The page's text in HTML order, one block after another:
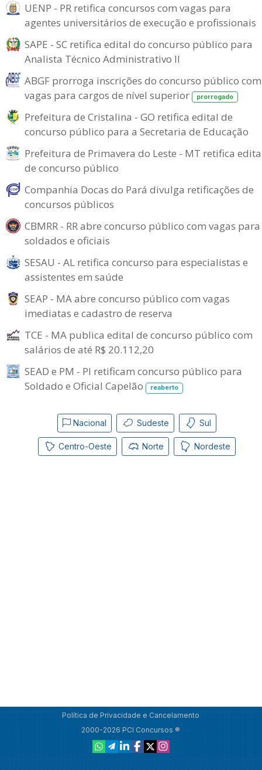
UENP - PR retifica concursos com vagas para
agentes universitários de execução e profissionais
SAPE - SC retifica edital do concurso público para
Analista Técnico Administrativo II
ABGF prorroga inscrições do concurso público com
vagas para cargos de nível superior
prorrogado
Prefeitura de Cristalina - GO retifica edital de
concurso público para a Secretaria de Educação
Prefeitura de Primavera do Leste - MT retifica
de concurso público
Companhia Docas do Pará divulga retificações de
concursos públicos
CBMRR - RR abre concurso público com vagas para
soldados e oficiais
SESAU - AL retifica concurso para especialistas e
assistentes em saúde
SEAP - MA abre concurso público com vagas
imediatas e cadastro de reserva
TCE - MA publica edital de concurso público com
salários de até R$ 20.112,20
SEAD e PM - PI retificam concurso público para
Soldado e Oficial Capelão
reaberto
Nacional Sudeste Sul
Centro-Oeste Norte Nordeste
Política de Privacidade e Cancelamento
2000-2026 PCI Concursos ®